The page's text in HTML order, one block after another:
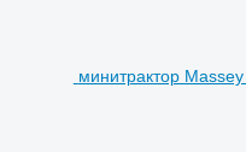
минитрактор